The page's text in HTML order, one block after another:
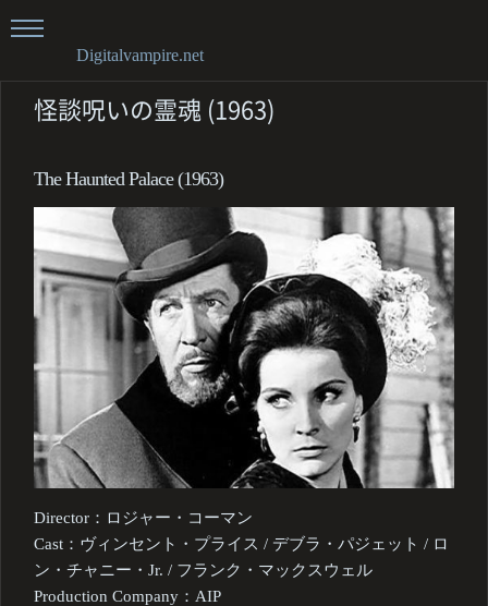
Digitalvampire.net
怪談呪いの霊魂 (1963)
The Haunted Palace (1963)
Director：ロジャー・コーマン
Cast：ヴィンセント・プライス / デブラ・パジェット / ロ
ン・チャニー・Jr. / フランク・マックスウェル
Production Company：AIP